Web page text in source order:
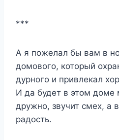
***
А я пожелал бы вам в
домового, который
дурного и привлекал
И да будет в этом доме
дружно, звучит смех, а
радость.